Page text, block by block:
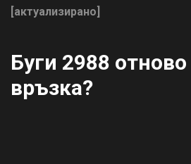
[актуализирано]
Буги 2988
връзка?